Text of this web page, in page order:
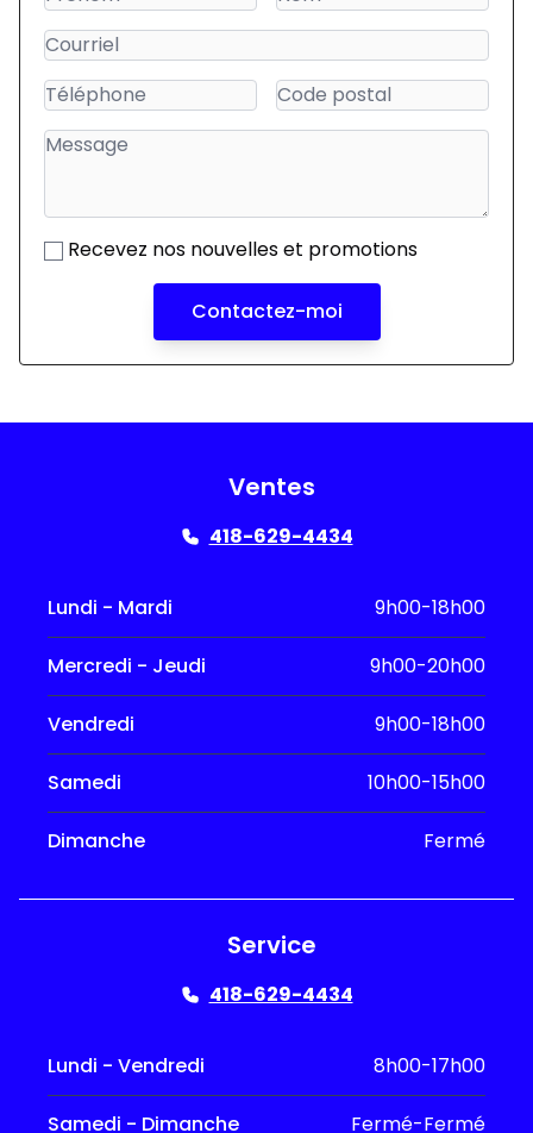
Recevez nos nouvelles et promotions
Contactez-moi
Ventes
418-629-4434
Lundi - Mardi 9h00-18h00
Mercredi - Jeudi 9h00-20h00
Vendredi 9h00-18h00
Samedi 10h00-15h00
Dimanche Fermé
Service
418-629-4434
Lundi - Vendredi 8h00-17h00
Samedi - Dimanche Fermé-Fermé